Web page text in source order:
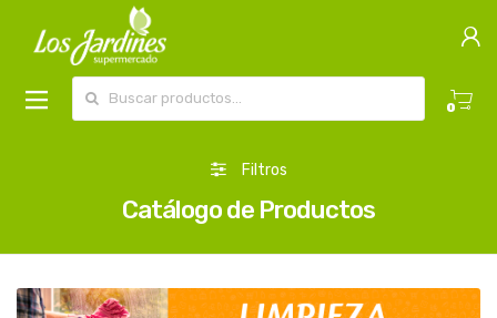
0
Filtros
Catálogo de Productos